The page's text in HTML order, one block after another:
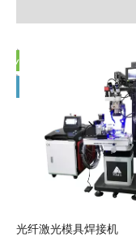
光纤激光模具焊接机